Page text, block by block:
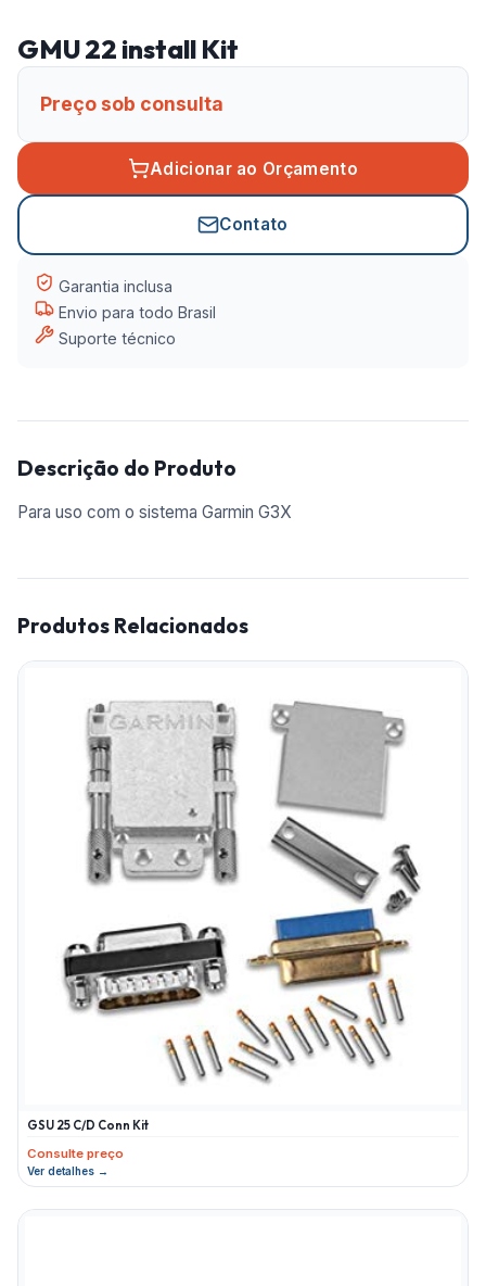
GMU 22 install Kit
Preço sob consulta
Adicionar ao Orçamento
Contato
Garantia inclusa
Envio para todo Brasil
Suporte técnico
Descrição do Produto
Para uso com o sistema Garmin G3X
Produtos Relacionados
GSU 25 C/D Conn Kit
Consulte preço
Ver detalhes →